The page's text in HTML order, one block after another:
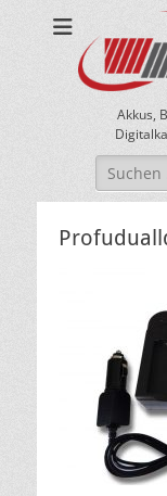
Akkus,
Suche
nach: